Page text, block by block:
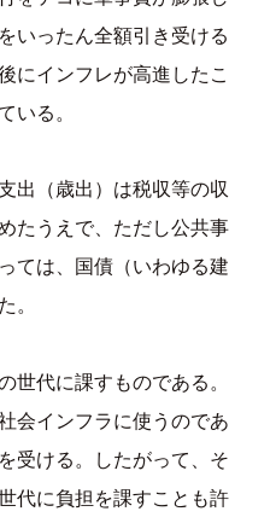
いったん全額引き受ける
にインフレが高進したこ
いる。
出（歳出）は税収等の収
たうえで、ただし公共事
ては、国債（いわゆる建
。
世代に課すものである。
会インフラに使うのであ
受ける。したがって、そ
代に負担を課すことも許